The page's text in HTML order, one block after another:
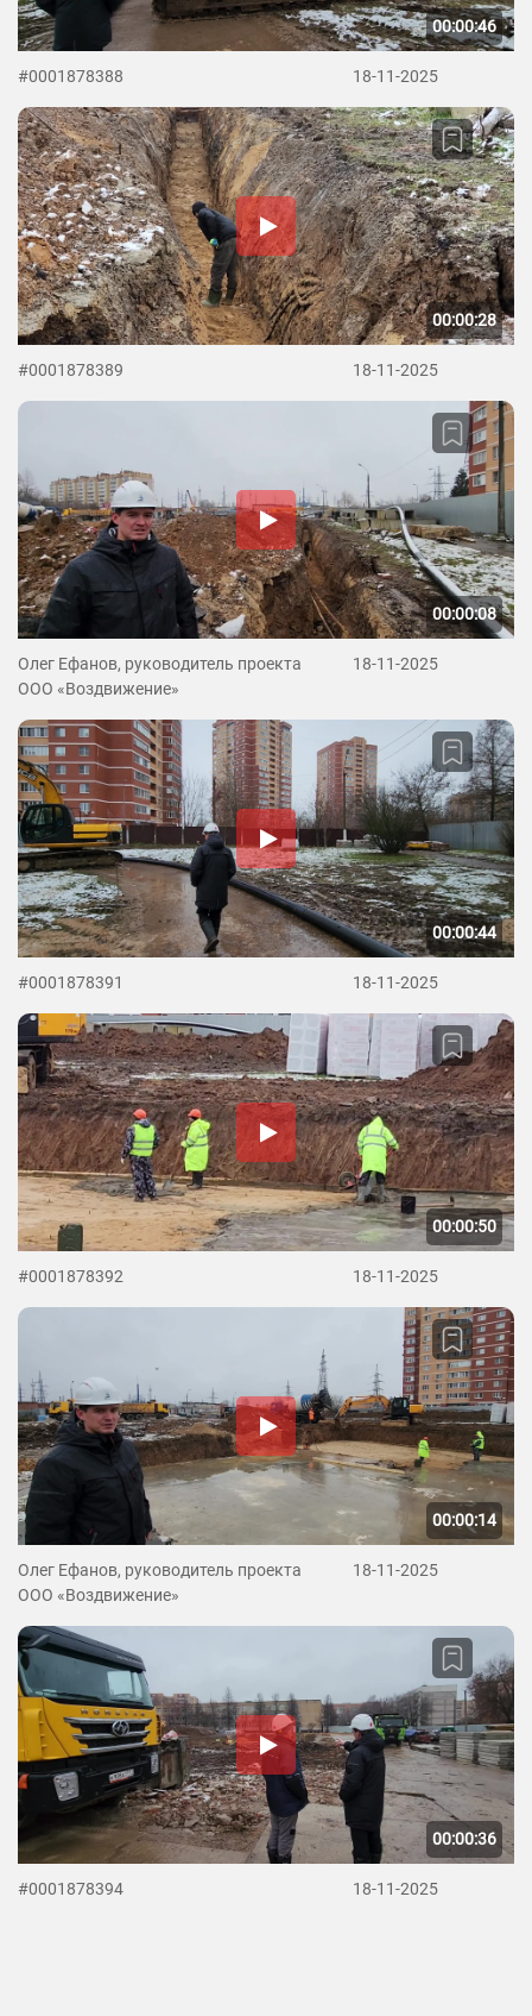
00:00:46
#0001878388 18-11-2025
00:00:28
#0001878389 18-11-2025
00:00:08
Олег Ефанов, руководитель проекта
ООО «Воздвижение»
18-11-2025
00:00:44
#0001878391 18-11-2025
00:00:50
#0001878392 18-11-2025
00:00:14
Олег Ефанов, руководитель проекта
ООО «Воздвижение»
18-11-2025
00:00:36
#0001878394 18-11-2025